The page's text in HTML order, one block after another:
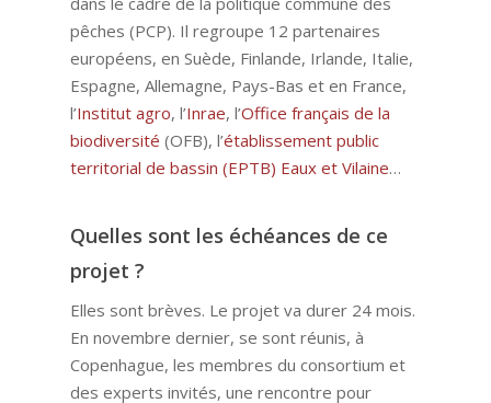
pêches (PCP). Il regroupe 12 partenaires
européens, en Suède, Finlande, Irlande, Italie,
Espagne, Allemagne, Pays-Bas et en France,
l’Institut agro, l’Inrae, l’Office français de la
biodiversité (OFB), l’établissement public
territorial de bassin (EPTB) Eaux et Vilaine…
Quelles sont les échéances de ce
projet ?
Elles sont brèves. Le projet va durer 24 mois.
En novembre dernier, se sont réunis, à
Copenhague, les membres du consortium et
des experts invités, une rencontre pour